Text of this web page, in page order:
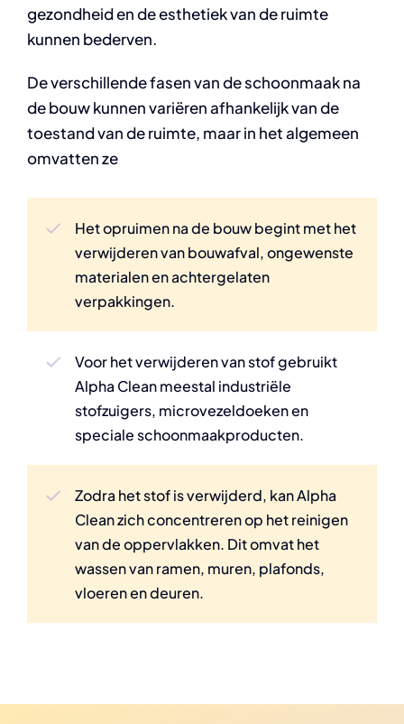
gezondheid en de esthetiek van de ruimte
kunnen bederven.
De verschillende fasen van de schoonmaak na
de bouw kunnen variëren afhankelijk van de
toestand van de ruimte, maar in het algemeen
omvatten ze
Het opruimen na de bouw begint met het
verwijderen van bouwafval, ongewenste
materialen en achtergelaten
verpakkingen.
Voor het verwijderen van stof gebruikt
Alpha Clean meestal industriële
stofzuigers, microvezeldoeken en
speciale schoonmaakproducten.
Zodra het stof is verwijderd, kan Alpha
Clean zich concentreren op het reinigen
van de oppervlakken. Dit omvat het
wassen van ramen, muren, plafonds,
vloeren en deuren.